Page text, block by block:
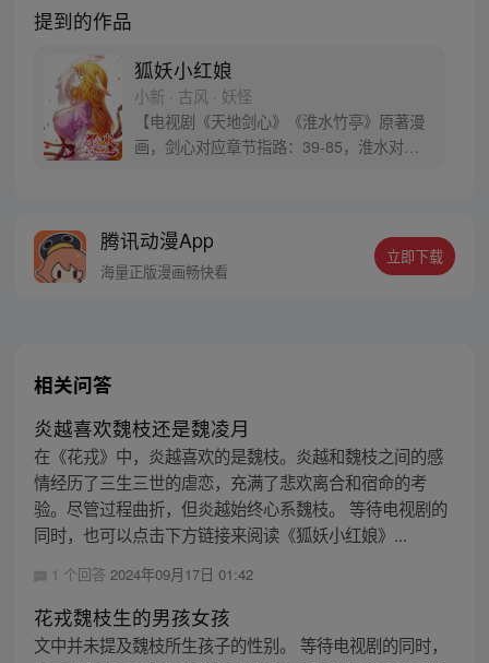
提到的作品
狐妖小红娘
小新 · 古风 · 妖怪
【电视剧《天地剑心》《淮水竹亭》原著漫
画，剑心对应章节指路：39-85，淮水对应
腾讯动漫App
海量正版漫画畅快看
立即下载
相关问答
炎越喜欢魏枝还是魏凌月
在《花戎》中，炎越喜欢的是魏枝。炎越和魏枝之间的感
情经历了三生三世的虐恋，充满了悲欢离合和宿命的考
验。尽管过程曲折，但炎越始终心系魏枝。 等待电视剧的
同时，也可以点击下方链接来阅读《狐妖小红娘》...
1 个回答 2024年09月17日 01:42
花戎魏枝生的男孩女孩
文中并未提及魏枝所生孩子的性别。 等待电视剧的同时，